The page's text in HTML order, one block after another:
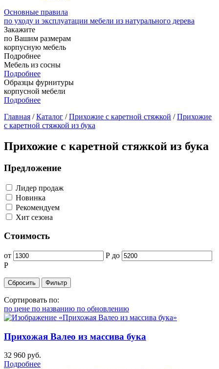
Основные правила
по уходу и эксплуатации мебели из натурального дерева
Закажите
по Вашим размерам
корпусную мебель
Подробнее
Мебель из сосны
Подробнее
Образцы фурнитуры
корпусной мебели
Подробнее
Главная /Каталог /Прихожие с каретной стяжкой /Прихожие
с каретной стяжкой из бука
Прихожие с каретной стяжкой из бука
Предложение
Лидер продаж
Новинка
Рекомендуем
Хит сезона
Стоимость
от Р до
Р
Сортировать по:
по цене по названию по обновлению
Прихожая Валео из массива бука
32 960 руб.
Подробнее